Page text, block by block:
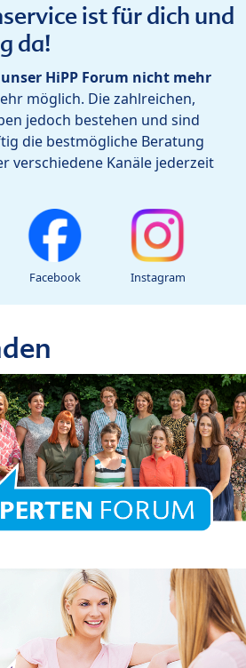
ist für dich und
da!
HiPP Forum nicht mehr
möglich. Die zahlreichen,
jedoch bestehen und sind
die bestmögliche Beratung
verschiedene Kanäle jederzeit
Facebook Instagram